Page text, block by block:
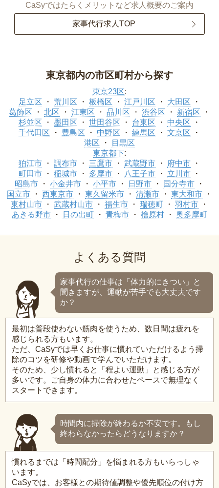
CaSyではたらくメリットなど求人概要のご案内
家事代行求人TOP
東京都内の市区町村から探す
東京23区:
足立区
荒川区 板橋区 江戸川区
大田区
葛飾区
北区 江東区 品川区 渋谷区
新宿区
杉並区
墨田区 世田谷区 台東区
中央区
千代田区
豊島区 中野区 練馬区
文京区
港区
目黒区
東京都下:
狛江市
調布市 三鷹市 武蔵野市
府中市
町田市
稲城市 多摩市 八王子市
立川市
昭島市
小金井市 小平市 日野市
国分寺市
国立市
西東京市 東久留米市 清瀬市
東大和市
東村山市
武蔵村山市 福生市 瑞穂町
羽村市
あきる野市
日の出町 青梅市 檜原村 奥多摩町
よくある質問
家事代行の仕事は「体力的にきつい」と
聞きますが、運動が苦手でも大丈夫です
か？
最初は普段使わない筋肉を使うため、数日間は疲れを
感じられる方もいます。
ただ、CaSyでは早くお仕事に慣れていただけるよう掃
除のコツを研修や動画で学んでいただけます。
そのため、少し慣れると「程よい運動」と感じる方が
多いです。ご自身の体力に合わせたペースで無理なく
スタートできます。
時間内に掃除が終わるか不安です。もし
終わらなかったらどうなりますか？
慣れるまでは「時間配分」を悩まれる方もいらっしゃ
います。
CaSyでは、お客様との期待値調整や優先順位の付け方